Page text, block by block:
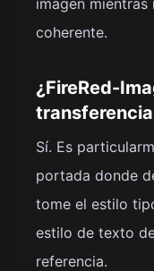
coherente.
¿FireRed-
Sí. Es
portada donde
tome el estilo
estilo de texto
referencia.